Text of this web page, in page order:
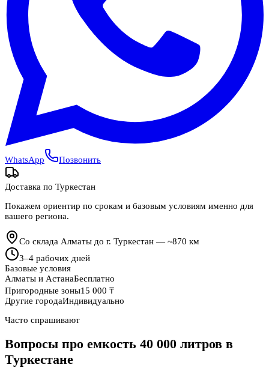
WhatsApp Позвонить
Доставка по Туркестан
Покажем ориентир по срокам и базовым условиям именно для
вашего региона.
Со склада Алматы до г. Туркестан — ~870 км
3–4 рабочих дней
Базовые условия
Алматы и АстанаБесплатно
Пригородные зоны15 000 ₸
Другие городаИндивидуально
Часто спрашивают
Вопросы про емкость 40 000 литров в
Туркестане